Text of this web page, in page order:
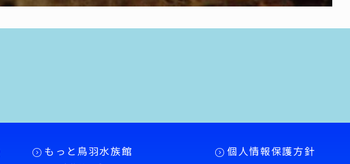
もっと鳥羽水族館
個人情報保護方針